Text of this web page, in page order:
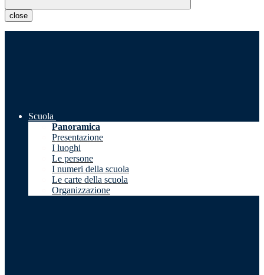
close
Scuola
Panoramica
Presentazione
I luoghi
Le persone
I numeri della scuola
Le carte della scuola
Organizzazione